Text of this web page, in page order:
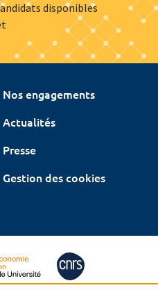
disponibles
Nos engagements
Actualités
Presse
Gestion des cookies